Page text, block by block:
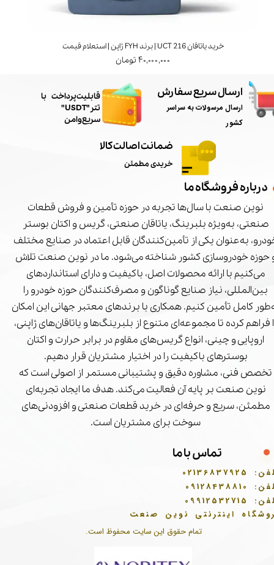
خرید یاتاقان UCT 216 | برند FYH ژاپن | استعلام قیمت
۴۰,۰۰۰,۰۰۰ تومان
تمام حقوق این سایت محفوظ است.
ارسال سریع سفارش
ارسال مرسولات به سراسر
کشور
ضمانت اصالت کالا
خریدی مطمئن
درباره فروشگاه ما
نوین صنعت با سال‌ها تجربه در حوزه تأمین و فروش قطعات
صنعتی، به‌ویژه بلبرینگ، یاتاقان صنعتی، گریس و اکتان بوستر
به‌عنوان یکی از تأمین‌کنندگان قابل اعتماد در صنایع مختلف
حوزه خودروسازی کشور شناخته می‌شود. ما در نوین صنعت تلاش
می‌کنیم با ارائه محصولات اصل، باکیفیت و دارای استانداردهای
بین‌المللی، نیاز صنایع گوناگون و مصرف‌کنندگان حوزه خودرو را
کامل تأمین کنیم. همکاری با برندهای معتبر جهانی این امکان
فراهم کرده تا مجموعه‌ای متنوع از بلبرینگ‌ها و یاتاقان‌های ژاپنی،
اروپایی و چینی، انواع گریس‌های مقاوم در برابر حرارت و اکتان
بوسترهای باکیفیت را در اختیار مشتریان قرار دهیم.
تخصص فنی، مشاوره دقیق و پشتیبانی مستمر از اصولی است که
نوین صنعت بر پایه آن فعالیت می‌کند. هدف ما ایجاد تجربه‌ای
مطمئن، سریع و حرفه‌ای در خرید قطعات صنعتی و افزودنی‌های
سوخت برای مشتریان است.
تماس با ما
02136837925
09128438810
09912532715
اینترنتی نوین صنعت
​قابلیت پرداخت با
تتر"USDT"
سریع و امن